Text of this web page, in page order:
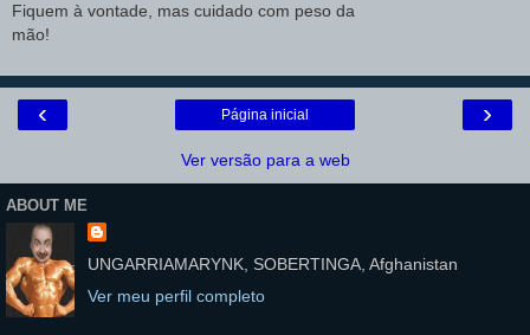
Fiquem à vontade, mas cuidado com peso da
mão!
‹ ›
Página inicial
Ver versão para a web
ABOUT ME
UNGARRIAMARYNK, SOBERTINGA, Afghanistan
Ver meu perfil completo